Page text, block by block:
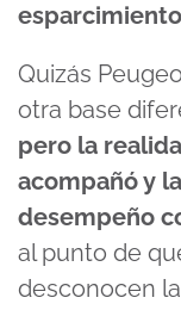
esparcimiento
Quizás
otra base
pero la
acompañó y
desempeño
al punto de
desconocen